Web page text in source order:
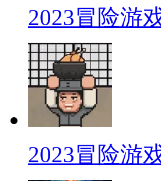
2023冒险游
2023冒险游